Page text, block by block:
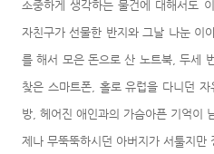
소중하게 생각하는 물건에 대해서도
자친구가 선물한 반지와 그날 나눈 이
를 해서 모은 돈으로 산 노트북, 두세
찾은 스마트폰, 홀로 유럽을 다니던 자
방, 헤어진 애인과의 가슴아픈 기억이
제나 무뚝뚝하시던 아버지가 서툴지만